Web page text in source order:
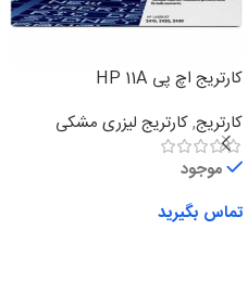
کارتریج اچ پی HP 11A
کارتریج,کارتریج لیزری مشکی
موجود
تماس بگیرید